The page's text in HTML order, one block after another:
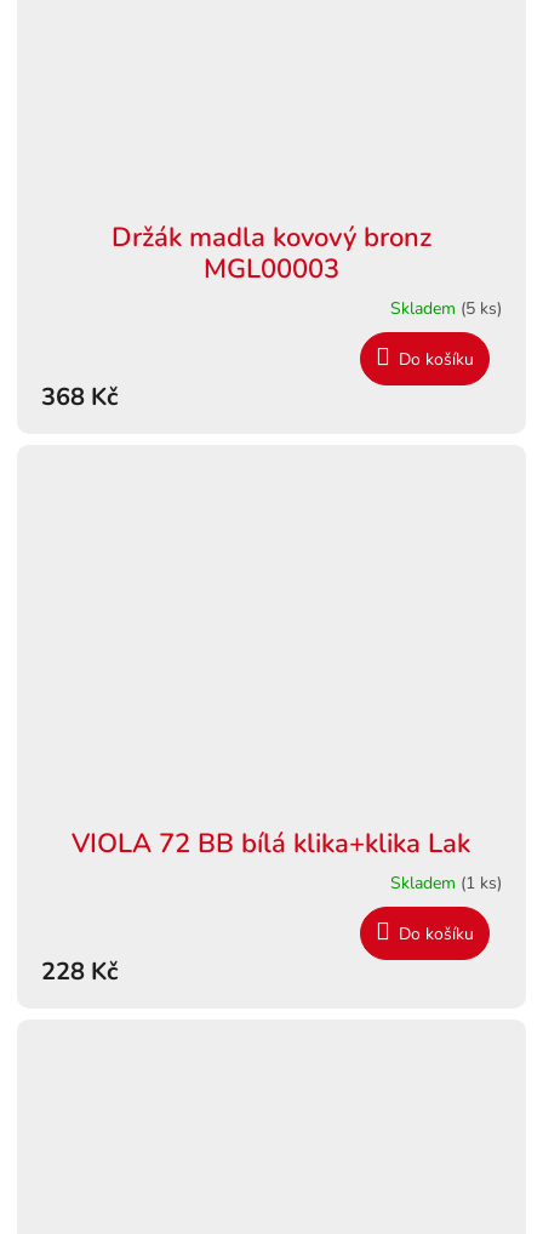
Držák madla kovový bronz
MGL00003
Skladem (5 ks)
368 Kč
Do košíku
VIOLA 72 BB bílá klika+klika Lak
Skladem (1 ks)
228 Kč
Do košíku